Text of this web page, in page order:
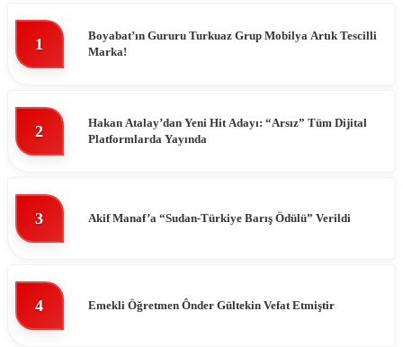
1
Boyabat’ın Gururu Turkuaz Grup Mobilya Artık Tescilli
Marka!
2
Hakan Atalay’dan Yeni Hit Adayı: “Arsız” Tüm Dijital
Platformlarda Yayında
3 Akif Manaf’a “Sudan-Türkiye Barış Ödülü” Verildi
4 Emekli Öğretmen Ônder Gültekin Vefat Etmiştir